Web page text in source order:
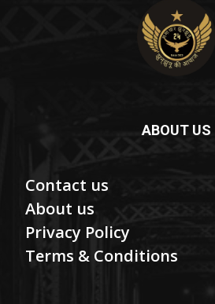
ABOUT US
Contact us
About us
Privacy Policy
Terms & Conditions